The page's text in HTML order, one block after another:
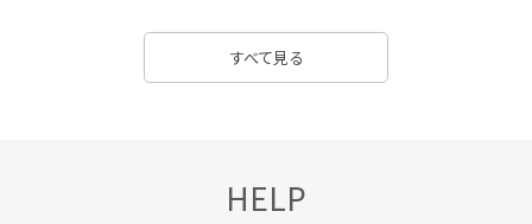
すべて見る
HELP